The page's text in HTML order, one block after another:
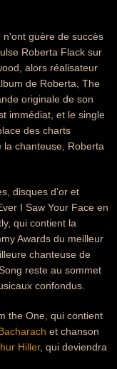
guère de succès
Roberta Flack sur
alors réalisateur
de Roberta, The
originale de son
immédiat, et le single
des charts
chanteuse, Roberta
disques d'or et
I Saw Your Face en
qui contient la
Awards du meilleur
chanteuse de
reste au sommet
confondus.
the One, qui contient
et chanson
Hiller, qui deviendra